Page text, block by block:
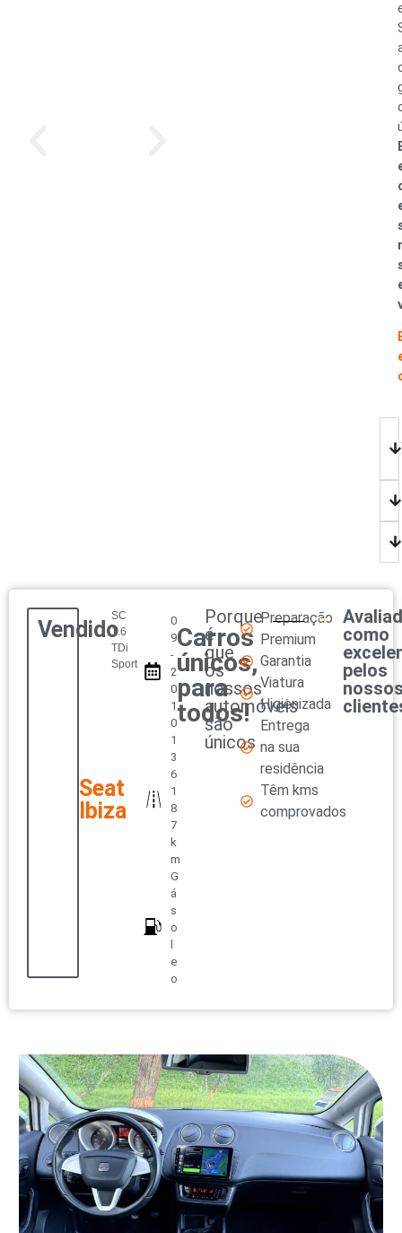
Vendido
Seat
Ibiza
SC
1.6
TDi
Sport
0
9
-
2
0
1
0
1
3
6
1
8
7
k
m
G
á
s
o
l
e
o
Carros
únicos,
para
todos!
Porque
é
que
os
nossos
automóveis
são
únicos
Preparação
Premium
Garantia
Viatura
Higienizada
Entrega
na sua
residência
Têm kms
comprovados
como
pelos